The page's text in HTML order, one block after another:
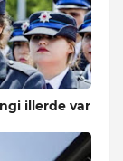
illerde var